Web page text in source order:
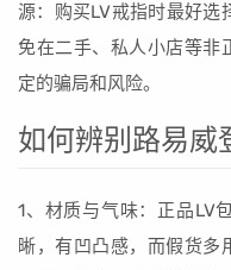
源：购买LV戒指时最好选
免在二手、私人小店等非
定的骗局和风险。
如何辨别路易威
1、材质与气味：正品LV
晰，有凹凸感，而假货多